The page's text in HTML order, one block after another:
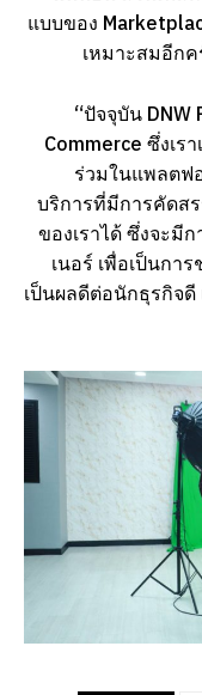
แบบของ
เหมาะสมอีก
“ปัจจุบัน
Commerce ซึ่งเร
ร่วมในแพลตฟ
บริการที่มีการคัดส
ของเราได้ ซึ่งจะมี
เนอร์ เพื่อเป็นกา
เป็นผลดีต่อนักธุรกิจดี